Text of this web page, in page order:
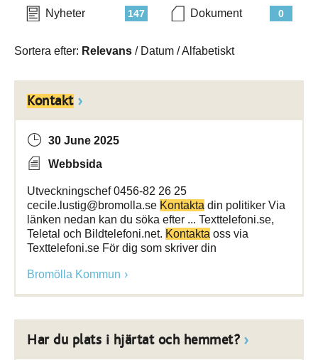
147
Nyheter 0
Dokument
Sortera efter: Relevans / Datum /Alfabetiskt
Kontakt
30 June 2025
Webbsida
Utveckningschef 0456-82 26 25
cecile.lustig@bromolla.se Kontakta din politiker Via
länken nedan kan du söka efter ... Texttelefoni.se,
Teletal och Bildtelefoni.net. Kontakta oss via
Texttelefoni.se För dig som skriver din
Bromölla Kommun
Har du plats i hjärtat och hemmet?